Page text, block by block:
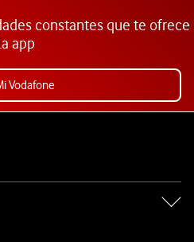
constantes que te ofrece
app
Vodafone
de Vodafone